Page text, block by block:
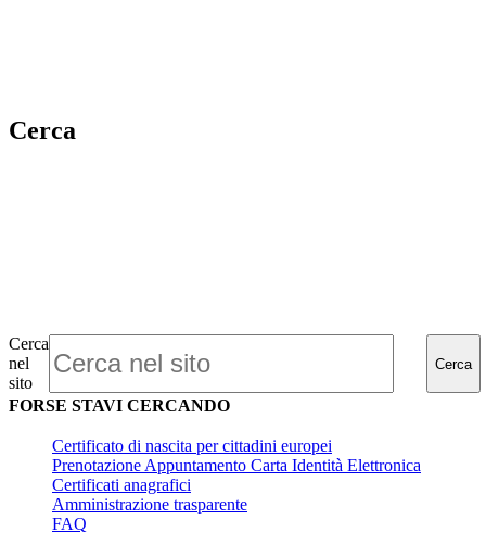
Cerca
Cerca
nel
sito
Cerca
FORSE STAVI CERCANDO
Certificato di nascita per cittadini europei
Prenotazione Appuntamento Carta Identità Elettronica
Certificati anagrafici
Amministrazione trasparente
FAQ